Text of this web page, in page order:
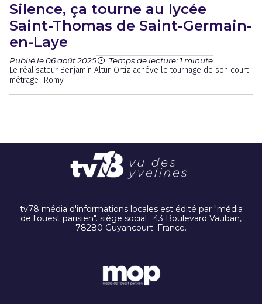
Silence, ça tourne au lycée
Saint-Thomas de Saint-Germain-
en-Laye
Publié le 06 août 2025 Temps de lecture: 1 minute
Le réalisateur Benjamin Altur-Ortiz achève le tournage de son court-
métrage "Romy
tv78 média d'informations locales est édité par "média
de l'ouest parisien". siège social : 43 Boulevard Vauban,
78280 Guyancourt. France.